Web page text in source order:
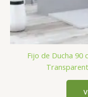
Fijo de Ducha 90